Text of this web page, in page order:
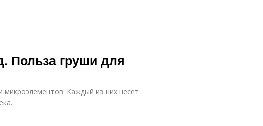
Польза груши для
Каждый из них несет